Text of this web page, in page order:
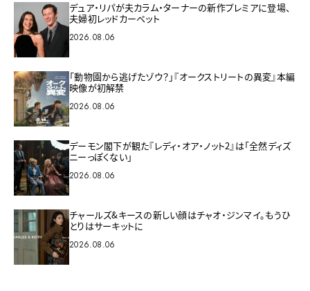
デュア・リパが夫カラム・ターナーの新作プレミアに登場、
夫婦初レッドカーペット
2026.08.06
「動物園から逃げたゾウ？」『オークストリートの異変』本編
映像が初解禁
2026.08.06
デーモン閣下が観た『レディ・オア・ノット2』は「全然ディズ
ニーっぽくない」
2026.08.06
チャールズ&キースの新しい顔はチャオ・ジンマイ。もうひ
とりはサーキットに
2026.08.06